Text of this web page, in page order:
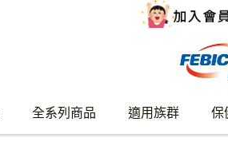
全系列商品 適用族群 保